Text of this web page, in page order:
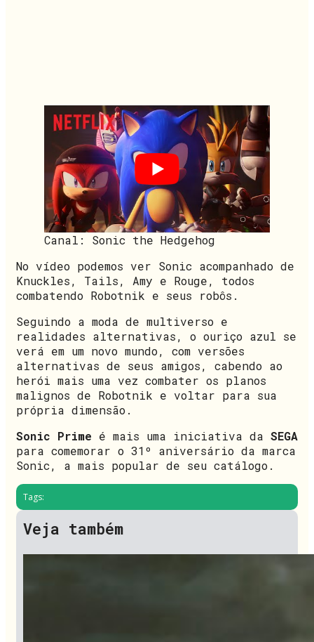
Canal: Sonic the Hedgehog
No vídeo podemos ver Sonic acompanhado de
Knuckles, Tails, Amy e Rouge, todos
combatendo Robotnik e seus robôs.
Seguindo a moda de multiverso e
realidades alternativas, o ouriço azul se
verá em um novo mundo, com versões
alternativas de seus amigos, cabendo ao
herói mais uma vez combater os planos
malignos de Robotnik e voltar para sua
própria dimensão.
Sonic Prime é mais uma iniciativa da SEGA
para comemorar o 31º aniversário da marca
Sonic, a mais popular de seu catálogo.
Tags:
Veja também